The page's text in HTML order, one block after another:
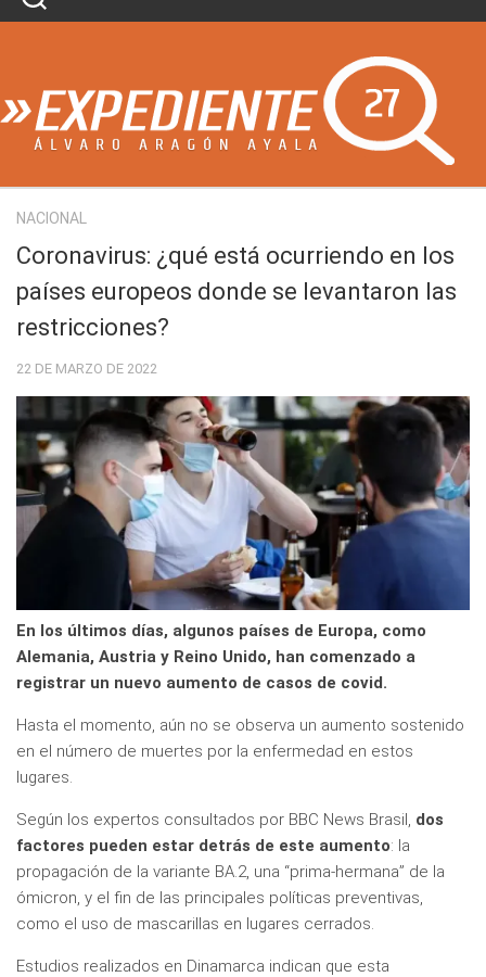
Skip
NACIONAL
Coronavirus: ¿qué está ocurriendo en los
países europeos donde se levantaron las
restricciones?
22 DE MARZO DE 2022
En los últimos días, algunos países de Europa, como
Alemania, Austria y Reino Unido, han comenzado a
registrar un nuevo aumento de casos de covid.
Hasta el momento, aún no se observa un aumento sostenido
en el número de muertes por la enfermedad en estos
lugares.
Según los expertos consultados por BBC News Brasil, dos
factores pueden estar detrás de este aumento: la
propagación de la variante BA.2, una “prima-hermana” de la
ómicron, y el fin de las principales políticas preventivas,
como el uso de mascarillas en lugares cerrados.
Estudios realizados en Dinamarca indican que esta